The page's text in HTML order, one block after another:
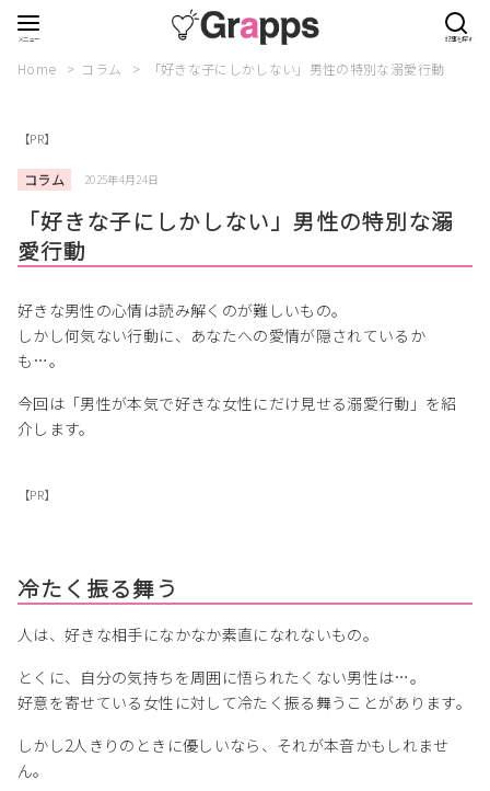
Home コラム 「好きな子にしかしない」男性の特別な溺愛行動
【PR】
コラム 2025年4月24日
「好きな子にしかしない」男性の特別な溺
愛行動
好きな男性の心情は読み解くのが難しいもの。
しかし何気ない行動に、あなたへの愛情が隠されているか
も…。
今回は「男性が本気で好きな女性にだけ見せる溺愛行動」を紹
介します。
【PR】
冷たく振る舞う
人は、好きな相手になかなか素直になれないもの。
とくに、自分の気持ちを周囲に悟られたくない男性は…。
好意を寄せている女性に対して冷たく振る舞うことがあります。
しかし2人きりのときに優しいなら、それが本音かもしれませ
ん。